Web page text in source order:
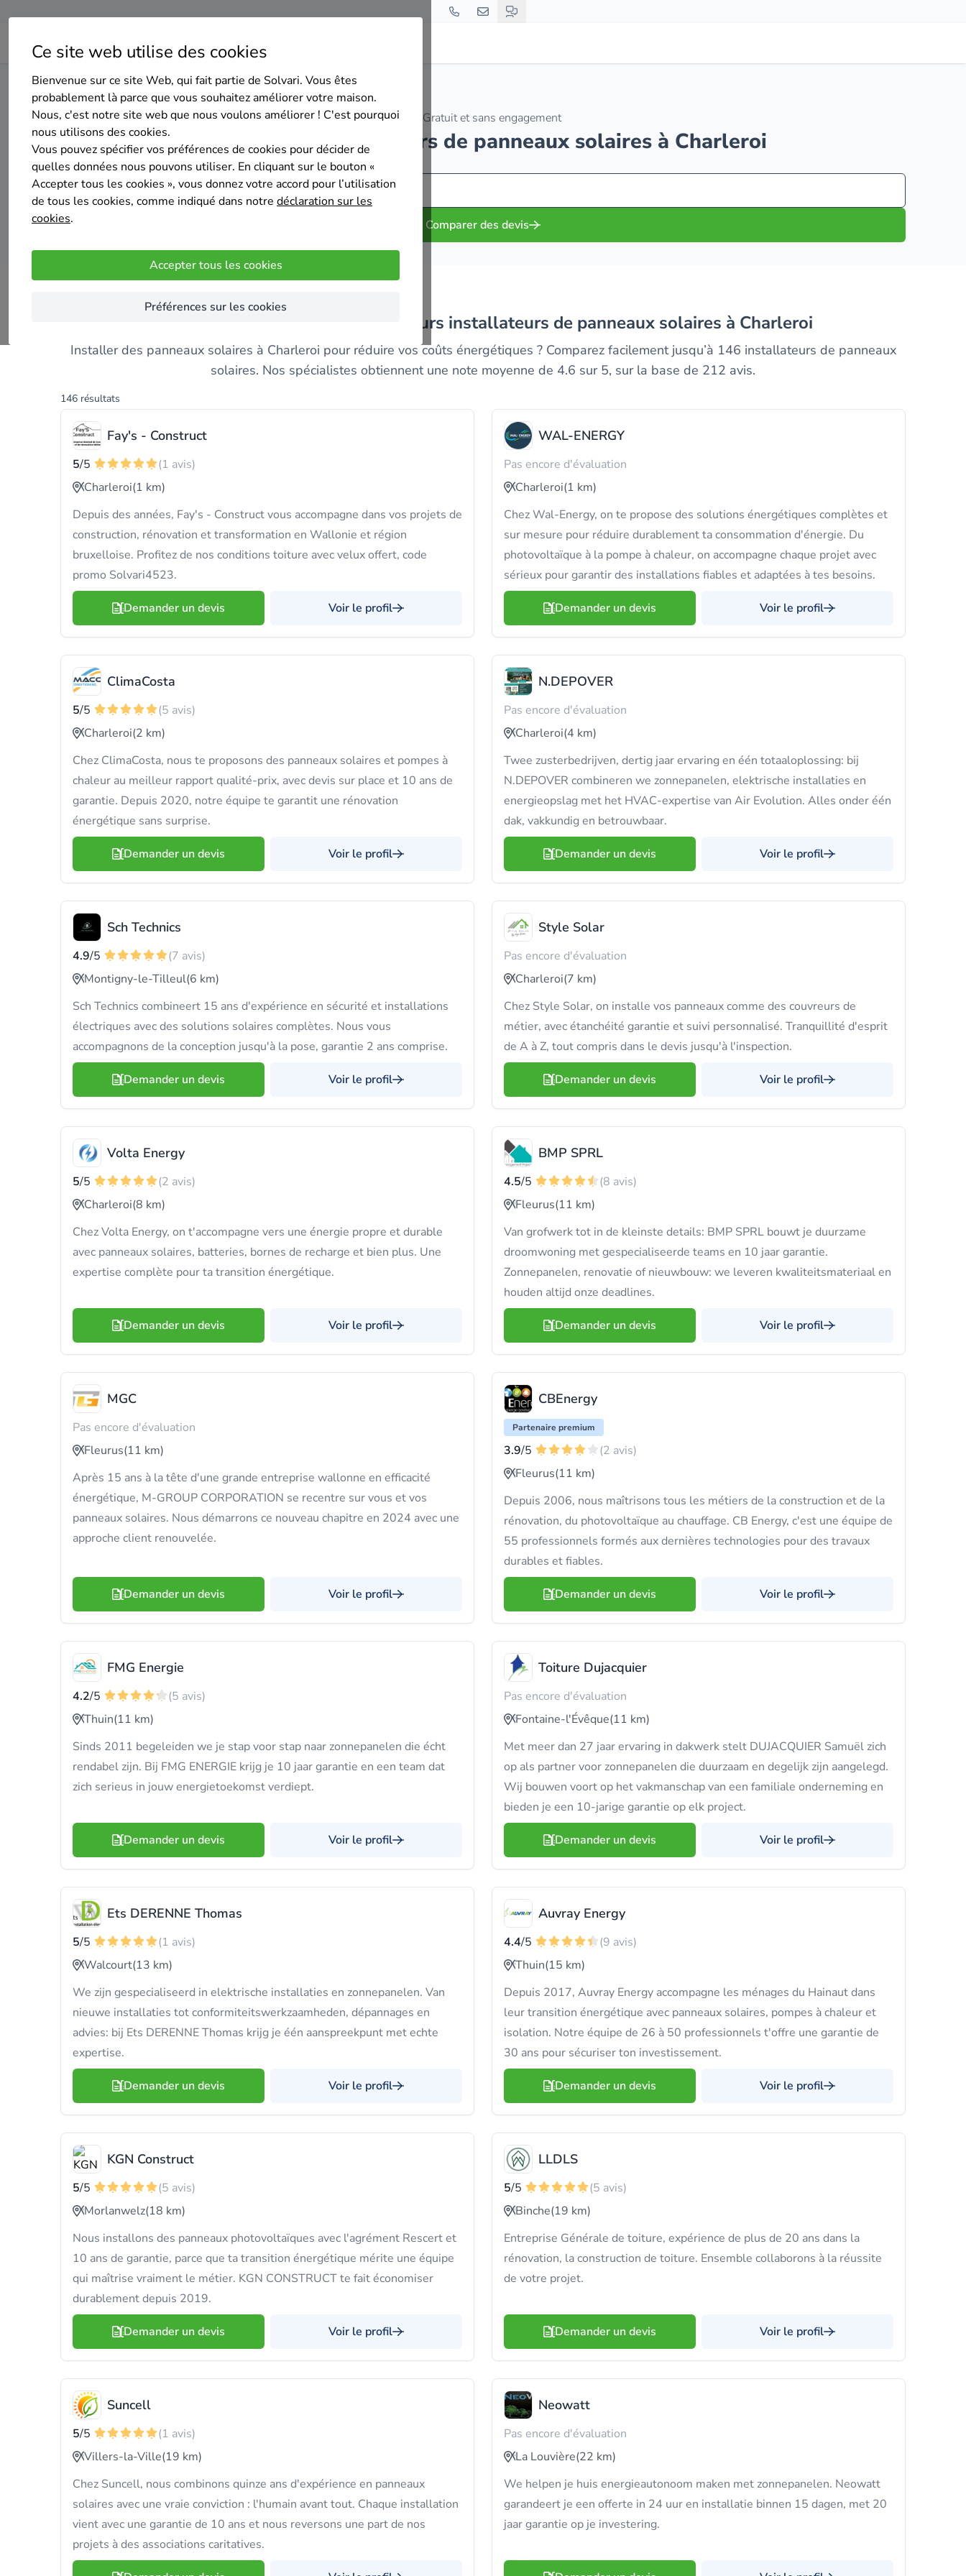
Ce site web utilise des cookies
Bienvenue sur ce site Web, qui fait partie de Solvari. Vous êtes
probablement là parce que vous souhaitez améliorer votre maison.
Nous, c'est notre site web que nous voulons améliorer ! C'est pourquoi
nous utilisons des cookies.
Vous pouvez spécifier vos préférences de cookies pour décider de
quelles données nous pouvons utiliser. En cliquant sur le bouton «
Accepter tous les cookies », vous donnez votre accord pour l’utilisation
de tous les cookies, comme indiqué dans notre déclaration sur les
cookies.
Accepter tous les cookies
Préférences sur les cookies
Home Panneaux solaires Hainaut Charleroi
Gratuit et sans engagement
Top 20 des installateurs de panneaux solaires à Charleroi
Comparer des devis
Découvrez et comparez les meilleurs installateurs de panneaux solaires à Charleroi
Installer des panneaux solaires à Charleroi pour réduire vos coûts énergétiques ? Comparez facilement jusqu’à 146 installateurs de panneaux
solaires. Nos spécialistes obtiennent une note moyenne de 4.6 sur 5, sur la base de 212 avis.
146 résultats
Fay's - Construct
5/5
(1 avis)
Charleroi(1 km)
Depuis des années, Fay's - Construct vous accompagne dans vos projets de
construction, rénovation et transformation en Wallonie et région
bruxelloise. Profitez de nos conditions toiture avec velux offert, code
promo Solvari4523.
Demander un devis Voir le profil
WAL-ENERGY
Pas encore d'évaluation
Charleroi(1 km)
Chez Wal-Energy, on te propose des solutions énergétiques complètes et
sur mesure pour réduire durablement ta consommation d'énergie. Du
photovoltaïque à la pompe à chaleur, on accompagne chaque projet avec
sérieux pour garantir des installations fiables et adaptées à tes besoins.
Demander un devis Voir le profil
ClimaCosta
5/5
(5 avis)
Charleroi(2 km)
Chez ClimaCosta, nous te proposons des panneaux solaires et pompes à
chaleur au meilleur rapport qualité-prix, avec devis sur place et 10 ans de
garantie. Depuis 2020, notre équipe te garantit une rénovation
énergétique sans surprise.
Demander un devis Voir le profil
N.DEPOVER
Pas encore d'évaluation
Charleroi(4 km)
Twee zusterbedrijven, dertig jaar ervaring en één totaaloplossing: bij
N.DEPOVER combineren we zonnepanelen, elektrische installaties en
energieopslag met het HVAC-expertise van Air Evolution. Alles onder één
dak, vakkundig en betrouwbaar.
Demander un devis Voir le profil
Sch Technics
4.9/5
(7 avis)
Montigny-le-Tilleul(6 km)
Sch Technics combineert 15 ans d'expérience en sécurité et installations
électriques avec des solutions solaires complètes. Nous vous
accompagnons de la conception jusqu'à la pose, garantie 2 ans comprise.
Demander un devis Voir le profil
Style Solar
Pas encore d'évaluation
Charleroi(7 km)
Chez Style Solar, on installe vos panneaux comme des couvreurs de
métier, avec étanchéité garantie et suivi personnalisé. Tranquillité d'esprit
de A à Z, tout compris dans le devis jusqu'à l'inspection.
Demander un devis Voir le profil
Volta Energy
5/5
(2 avis)
Charleroi(8 km)
Chez Volta Energy, on t'accompagne vers une énergie propre et durable
avec panneaux solaires, batteries, bornes de recharge et bien plus. Une
expertise complète pour ta transition énergétique.
Demander un devis Voir le profil
BMP SPRL
4.5/5
(8 avis)
Fleurus(11 km)
Van grofwerk tot in de kleinste details: BMP SPRL bouwt je duurzame
droomwoning met gespecialiseerde teams en 10 jaar garantie.
Zonnepanelen, renovatie of nieuwbouw: we leveren kwaliteitsmateriaal en
houden altijd onze deadlines.
Demander un devis Voir le profil
MGC
Pas encore d'évaluation
Fleurus(11 km)
Après 15 ans à la tête d'une grande entreprise wallonne en efficacité
énergétique, M-GROUP CORPORATION se recentre sur vous et vos
panneaux solaires. Nous démarrons ce nouveau chapitre en 2024 avec une
approche client renouvelée.
Demander un devis Voir le profil
CBEnergy
Partenaire premium
3.9/5
(2 avis)
Fleurus(11 km)
Depuis 2006, nous maîtrisons tous les métiers de la construction et de la
rénovation, du photovoltaïque au chauffage. CB Energy, c'est une équipe de
55 professionnels formés aux dernières technologies pour des travaux
durables et fiables.
Demander un devis Voir le profil
FMG Energie
4.2/5
(5 avis)
Thuin(11 km)
Sinds 2011 begeleiden we je stap voor stap naar zonnepanelen die écht
rendabel zijn. Bij FMG ENERGIE krijg je 10 jaar garantie en een team dat
zich serieus in jouw energietoekomst verdiept.
Demander un devis Voir le profil
Toiture Dujacquier
Pas encore d'évaluation
Fontaine-l'Évêque(11 km)
Met meer dan 27 jaar ervaring in dakwerk stelt DUJACQUIER Samuël zich
op als partner voor zonnepanelen die duurzaam en degelijk zijn aangelegd.
Wij bouwen voort op het vakmanschap van een familiale onderneming en
bieden je een 10-jarige garantie op elk project.
Demander un devis Voir le profil
Ets DERENNE Thomas
5/5
(1 avis)
Walcourt(13 km)
We zijn gespecialiseerd in elektrische installaties en zonnepanelen. Van
nieuwe installaties tot conformiteitswerkzaamheden, dépannages en
advies: bij Ets DERENNE Thomas krijg je één aanspreekpunt met echte
expertise.
Demander un devis Voir le profil
Auvray Energy
4.4/5
(9 avis)
Thuin(15 km)
Depuis 2017, Auvray Energy accompagne les ménages du Hainaut dans
leur transition énergétique avec panneaux solaires, pompes à chaleur et
isolation. Notre équipe de 26 à 50 professionnels t'offre une garantie de
30 ans pour sécuriser ton investissement.
Demander un devis Voir le profil
KGN Construct
5/5
(5 avis)
Morlanwelz(18 km)
Nous installons des panneaux photovoltaïques avec l'agrément Rescert et
10 ans de garantie, parce que ta transition énergétique mérite une équipe
qui maîtrise vraiment le métier. KGN CONSTRUCT te fait économiser
durablement depuis 2019.
Demander un devis Voir le profil
LLDLS
5/5
(5 avis)
Binche(19 km)
Entreprise Générale de toiture, expérience de plus de 20 ans dans la
rénovation, la construction de toiture. Ensemble collaborons à la réussite
de votre projet.
Demander un devis Voir le profil
Suncell
5/5
(1 avis)
Villers-la-Ville(19 km)
Chez Suncell, nous combinons quinze ans d'expérience en panneaux
solaires avec une vraie conviction : l'humain avant tout. Chaque installation
vient avec une garantie de 10 ans et nous reversons une part de nos
projets à des associations caritatives.
Neowatt
Pas encore d'évaluation
La Louvière(22 km)
We helpen je huis energieautonoom maken met zonnepanelen. Neowatt
garandeert je een offerte in 24 uur en installatie binnen 15 dagen, met 20
jaar garantie op je investering.